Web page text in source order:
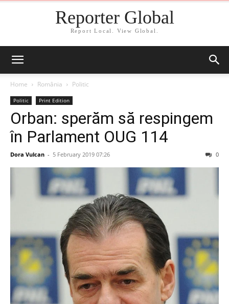
Reporter Global
Report Local. View Global.
Home România Politic
Politic Print Edition
Orban: sperăm să respingem
în Parlament OUG 114
Dora Vulcan - 5 February 2019 07:26 0